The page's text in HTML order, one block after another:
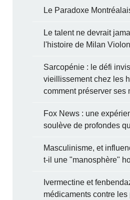
Le Paradoxe
Le talent ne devrait
l'histoire de Milan
Sarcopénie : le défi
vieillissement chez les
comment préserver ses
Fox News : une
soulève de profondes
Masculinisme, et
t-il une "manosphère"
Ivermectine et
médicaments contre les